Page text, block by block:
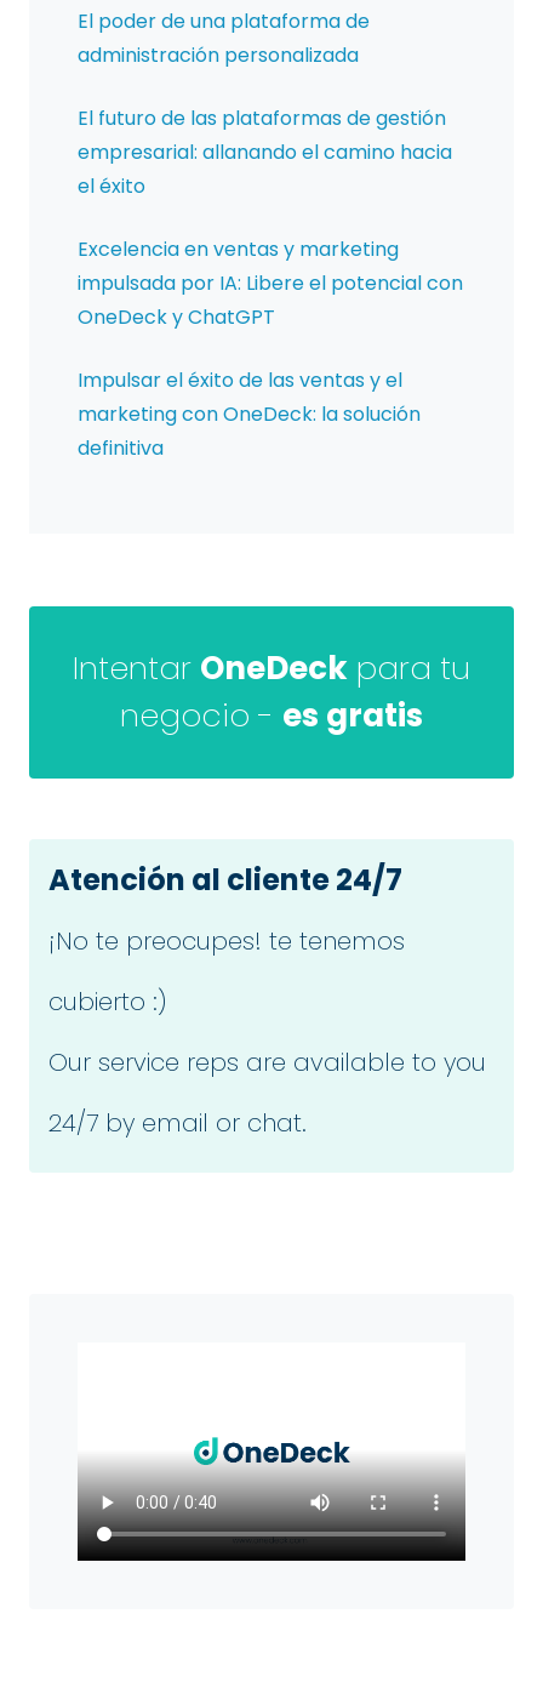
El poder de una plataforma de
administración personalizada
El futuro de las plataformas de gestión
empresarial: allanando el camino hacia
el éxito
Excelencia en ventas y marketing
impulsada por IA: Libere el potencial con
OneDeck y ChatGPT
Impulsar el éxito de las ventas y el
marketing con OneDeck: la solución
definitiva
Intentar OneDeck para tu
negocio - es gratis
Atención al cliente 24/7
¡No te preocupes! te tenemos
cubierto :)
Our service reps are available to you
24/7 by email or chat.